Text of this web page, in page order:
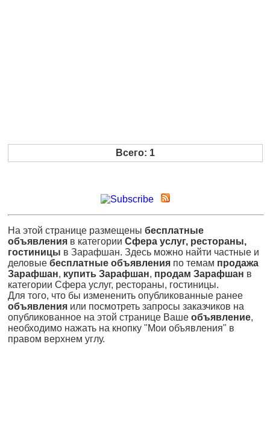
Всего: 1
На этой странице размещены бесплатные
объявления в категории Сфера услуг, рестораны,
гостиницы в Зарафшан. Здесь можно найти частные и
деловые бесплатные объявления по темам продажа
Зарафшан, купить Зарафшан, продам Зарафшан в
категории Сфера услуг, рестораны, гостиницы.
Для того, что бы измененить опубликованные ранее
объявления или посмотреть запросы заказчиков на
опубликованное на этой странице Ваше объявление,
необходимо нажать на кнопку "Мои объявления" в
правом верхнем углу.